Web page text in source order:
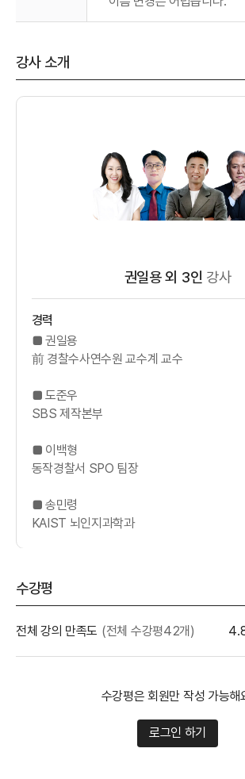
강사 소개
권일용 외 3인 강사
경력
■ 권일용
前 경찰수사연수원 교수계 교수
■ 도준우
SBS 제작본부
■ 이백형
동작경찰서 SPO 팀장
■ 송민령
KAIST 뇌인지과학과
수강평
전체 강의 만족도 (전체 수강평42개)
수강평은 회원만 작성 가능해
로그인 하기